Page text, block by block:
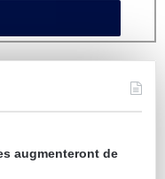
augmenteront de